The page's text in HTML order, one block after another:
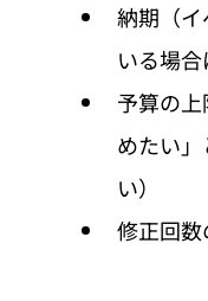
納期（イ
いる場合
予算の
めたい
い）
修正回数